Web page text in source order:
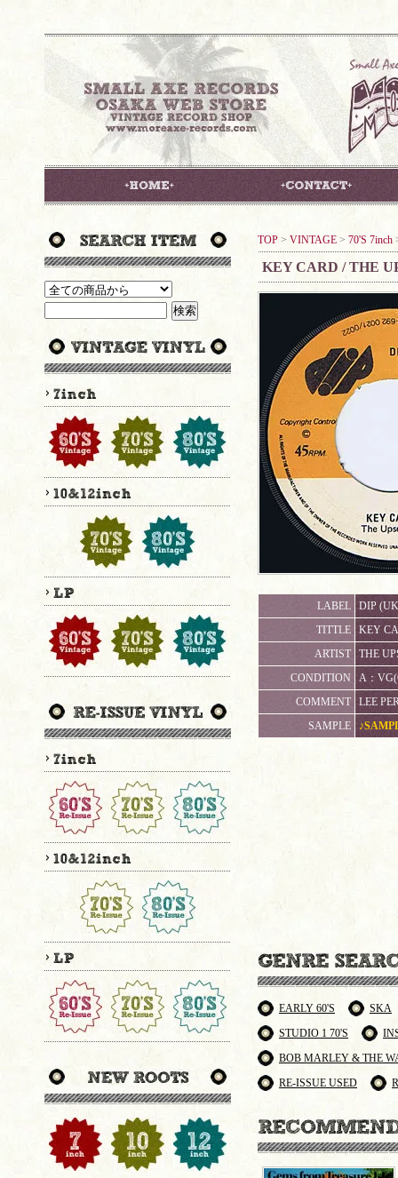
TOP > VINTAGE > 70'S 7inch
KEY CARD / THE
LABEL
DIP
TITTLE
KEY
ARTIST
THE
CONDITION
A：
COMMENT
LEE
SAMPLE
EARLY 60'S
SKA
STUDIO 1 70'S
BOB MARLEY & THE
RE-ISSUE USED